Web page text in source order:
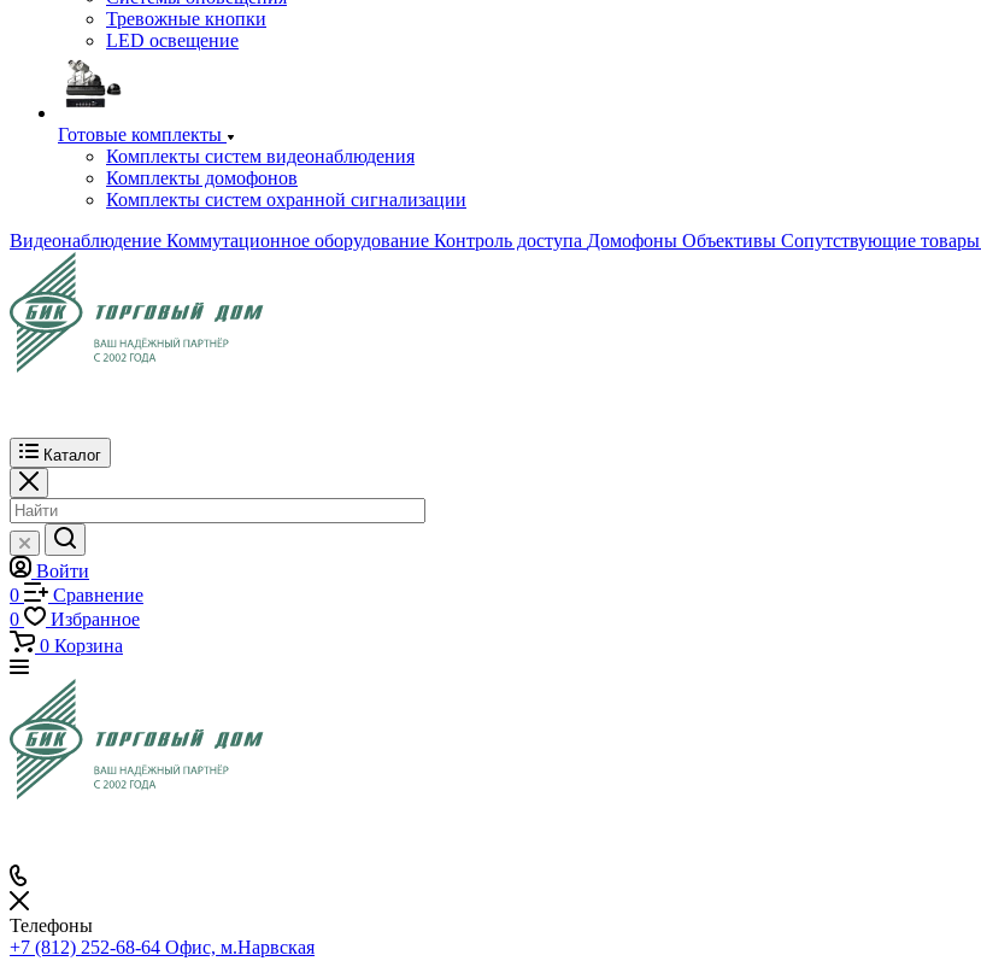
Тревожные кнопки
LED освещение
Готовые комплекты
Комплекты систем видеонаблюдения
Комплекты домофонов
Комплекты систем охранной сигнализации
Видеонаблюдение Коммутационное оборудование Контроль доступа Домофоны Объективы Сопутствующие товары
Каталог
Войти
0
Сравнение
0
Избранное
0 Корзина
Телефоны
+7 (812) 252-68-64 Офис, м.Нарвская